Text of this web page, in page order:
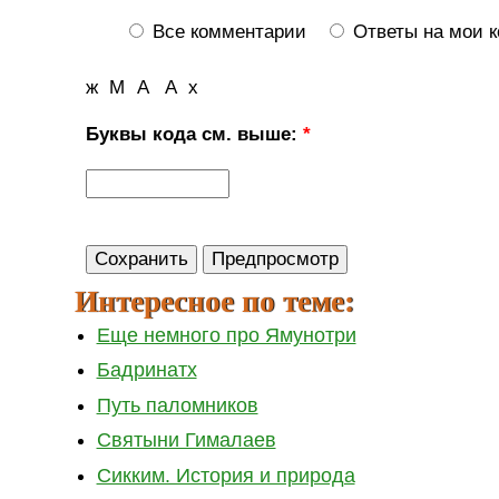
Все комментарии Ответы на мои
ж М А х
А
Буквы кода см. выше:*
Интересное по теме:
Еще немного про Ямунотри
Бадринатх
Путь паломников
Святыни Гималаев
Сикким. История и природа